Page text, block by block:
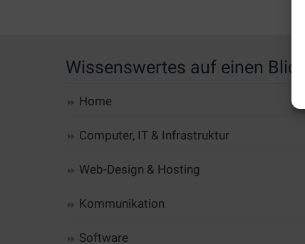
Wissenswertes auf einen Blick
Home
Computer, IT & Infrastruktur
Web-Design & Hosting
Kommunikation
Software